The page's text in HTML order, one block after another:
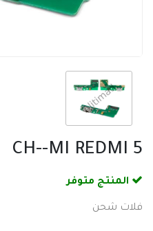
CH--MI REDMI 5
المنتج متوفر
فلات شحن